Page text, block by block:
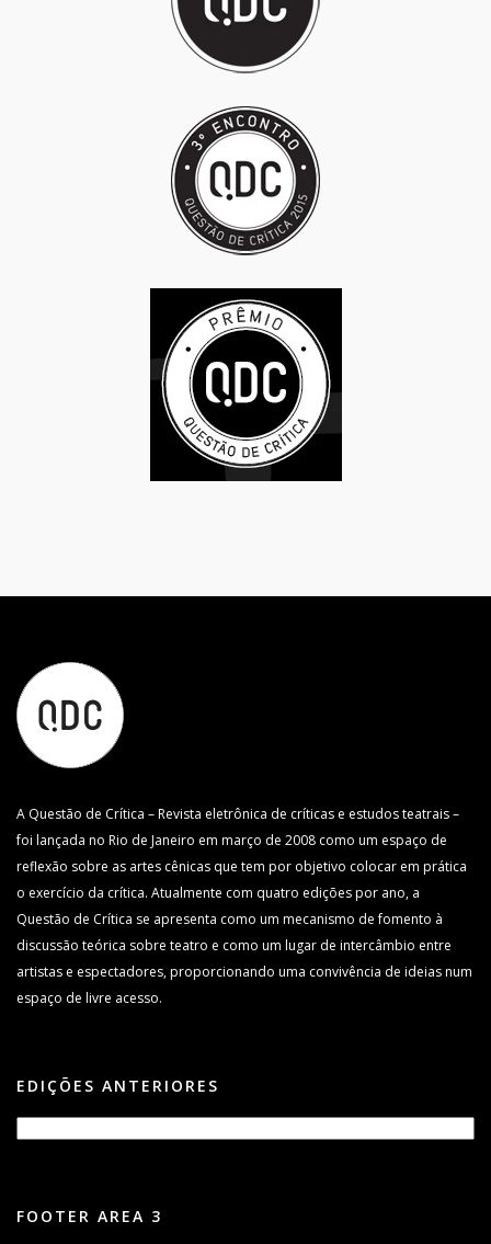
A Questão de Crítica – Revista eletrônica de críticas e estudos teatrais –
foi lançada no Rio de Janeiro em março de 2008 como um espaço de
reflexão sobre as artes cênicas que tem por objetivo colocar em prática
o exercício da crítica. Atualmente com quatro edições por ano, a
Questão de Crítica se apresenta como um mecanismo de fomento à
discussão teórica sobre teatro e como um lugar de intercâmbio entre
artistas e espectadores, proporcionando uma convivência de ideias num
espaço de livre acesso.
EDIÇÕES ANTERIORES
FOOTER AREA 3